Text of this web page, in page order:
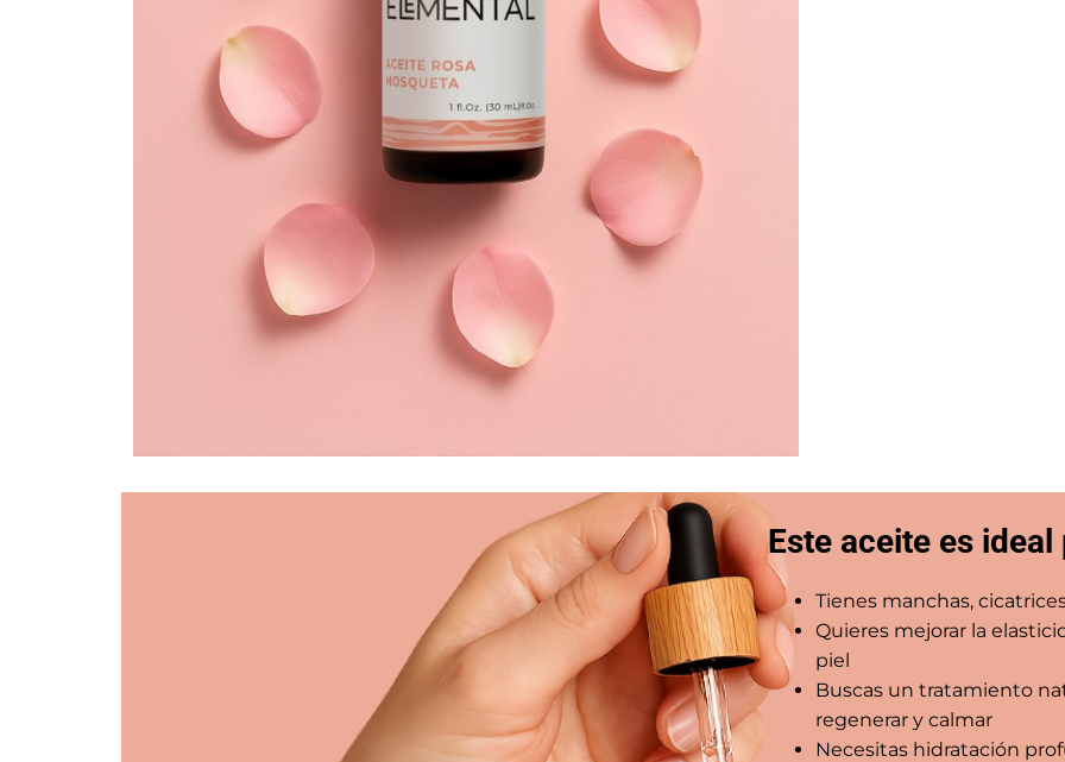
Este aceite es
Tienes manchas,
Quieres mejorar la
piel
Buscas un tratamiento
regenerar y calmar
Necesitas hidratación